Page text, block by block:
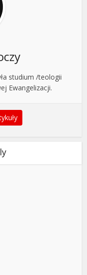
studium /teologii
Ewangelizacji.